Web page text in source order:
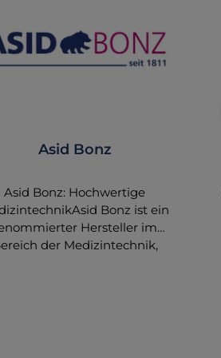
Asid Bonz
Asid Bonz: Hochwertige
Bonz ist ein
Hersteller im
der Medizintechnik,